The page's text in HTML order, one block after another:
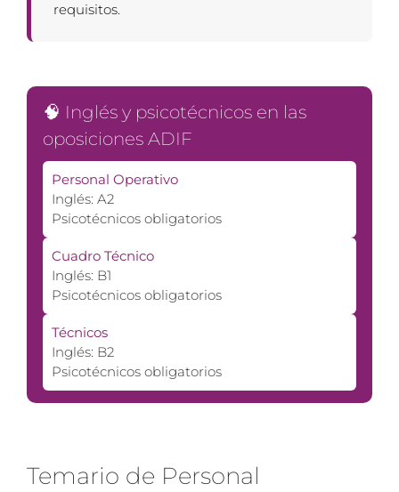
requisitos.
🧠 Inglés y psicotécnicos en las
oposiciones ADIF
Personal Operativo
Inglés: A2
Psicotécnicos obligatorios
Cuadro Técnico
Inglés: B1
Psicotécnicos obligatorios
Técnicos
Inglés: B2
Psicotécnicos obligatorios
Temario de Personal